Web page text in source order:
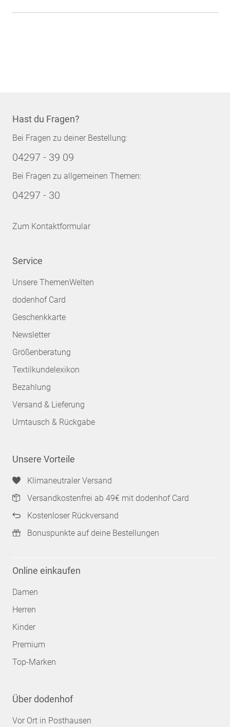
Hast du Fragen?
Bei Fragen zu deiner Bestellung:
04297 - 39 09
Bei Fragen zu allgemeinen Themen:
04297 - 30
Zum Kontaktformular
Service
Unsere ThemenWelten
dodenhof Card
Geschenkkarte
Newsletter
Größenberatung
Textilkundelexikon
Bezahlung
Versand & Lieferung
Umtausch & Rückgabe
Unsere Vorteile
Klimaneutraler Versand
Versandkostenfrei ab 49€ mit dodenhof Card
Kostenloser Rückversand
Bonuspunkte auf deine Bestellungen
Online einkaufen
Damen
Herren
Kinder
Premium
Top-Marken
Über dodenhof
Vor Ort in Posthausen